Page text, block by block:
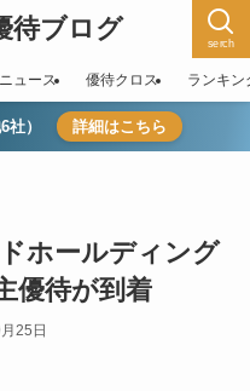
待ブログ serch
ュース 優待クロス ランキン
） 詳細はこちら
ホールディング
優待が到着
25日